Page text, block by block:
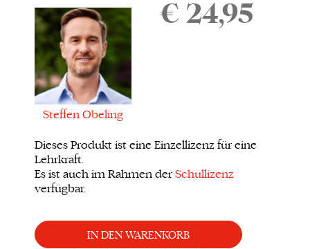
der
Bildgalerie
springen
Steffen Obeling
€ 24,95
Dieses Produkt ist eine Einzellizenz für eine
Lehrkraft.
Es ist auch im Rahmen derSchullizenz
verfügbar.
IN DEN WARENKORB